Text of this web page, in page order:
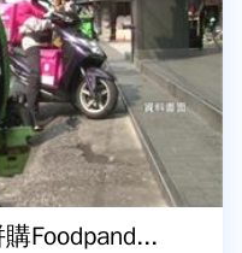
Foodpand...